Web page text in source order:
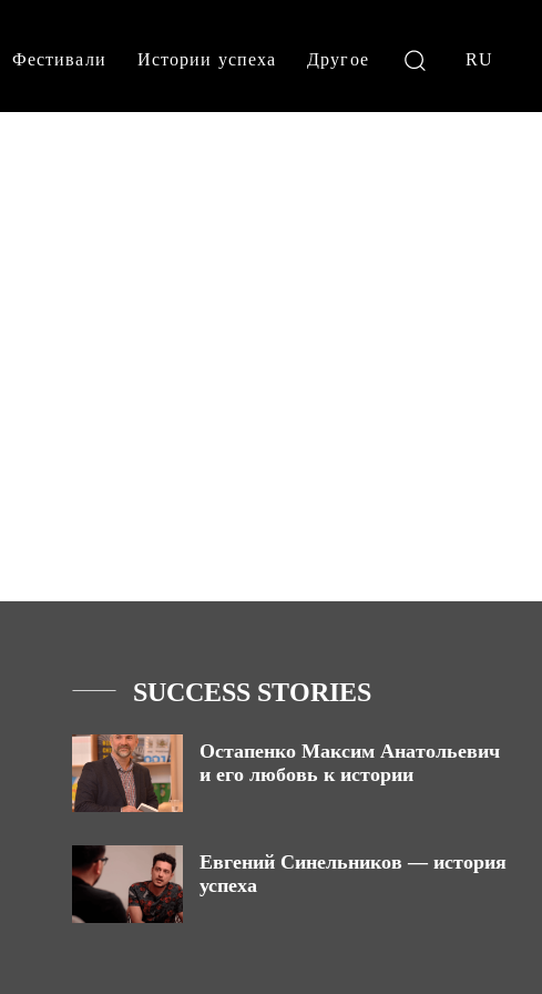
Фестивали Истории успеха Другое RU
SUCCESS STORIES
Остапенко Максим Анатольевич
и его любовь к истории
Евгений Синельников — история
успеха